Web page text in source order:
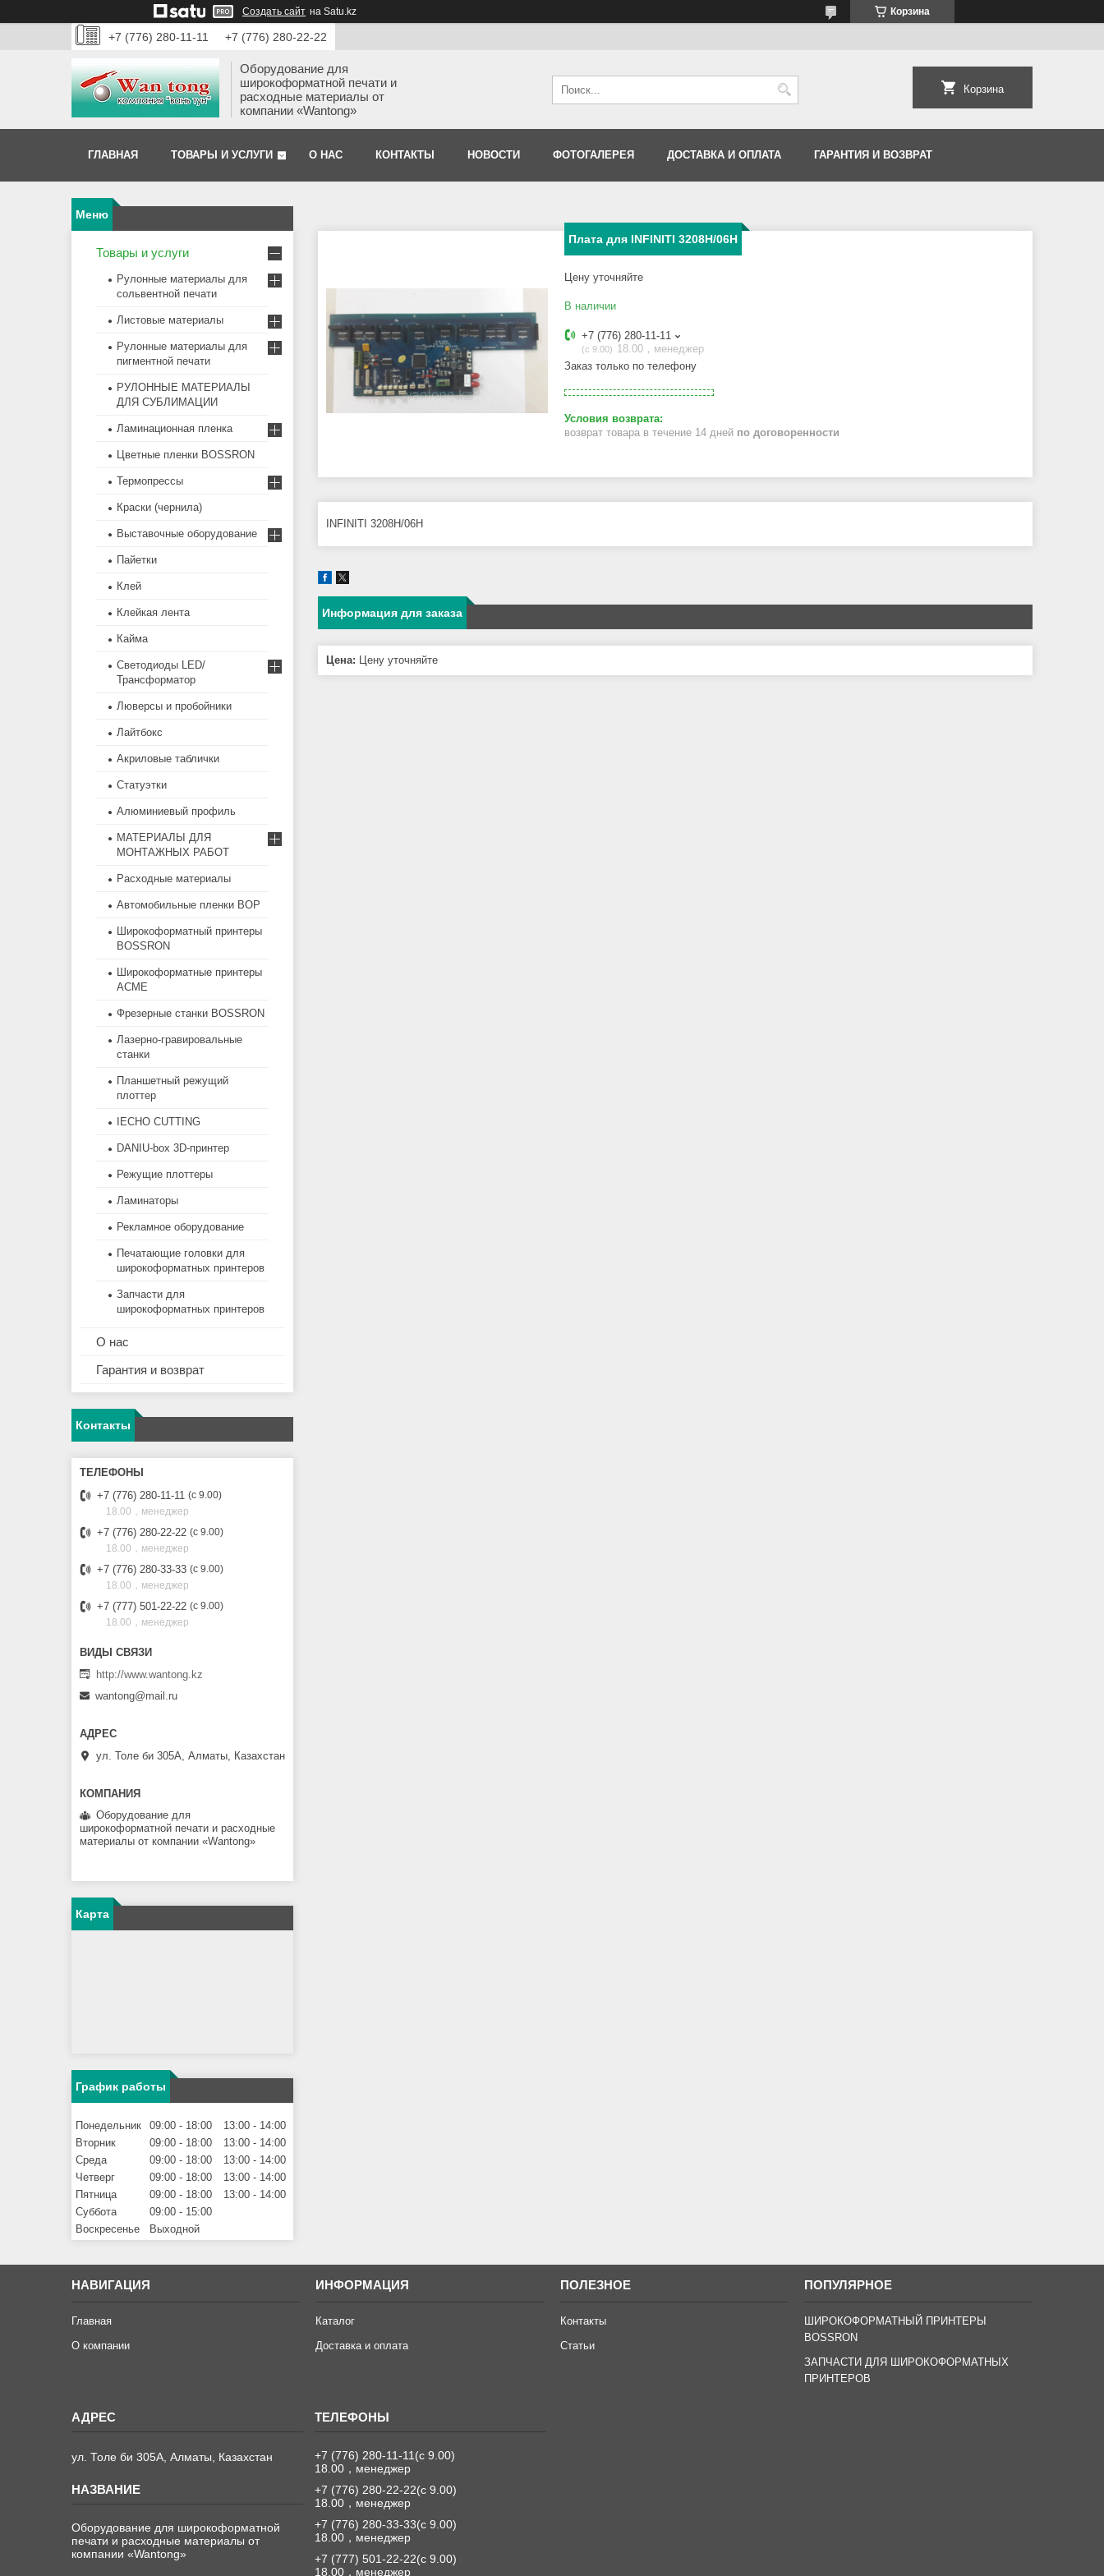
Создать сайт на Satu.kz Корзина
+7 (776) 280-11-11 +7 (776) 280-22-22
Оборудование для
широкоформатной печати и
расходные материалы от
компании «Wantong»
Корзина
ГЛАВНАЯ ТОВАРЫ И УСЛУГИ О НАС КОНТАКТЫ НОВОСТИ ФОТОГАЛЕРЕЯ ДОСТАВКА И ОПЛАТА ГАРАНТИЯ И ВОЗВРАТ
Плата для INFINITI 3208H/06H
Цену уточняйте
В наличии
+7 (776) 280-11-11
с 9.00
18.00，менеджер
Заказ только по телефону
возврат товара в течение 14 дней по договоренности
INFINITI 3208H/06H
Информация для заказа
Цена: Цену уточняйте
Товары и услуги
Рулонные материалы для
сольвентной печати
Листовые материалы
Рулонные материалы для
пигментной печати
РУЛОННЫЕ МАТЕРИАЛЫ
ДЛЯ СУБЛИМАЦИИ
Ламинационная пленка
Цветные пленки BOSSRON
Термопрессы
Краски (чернила)
Выставочные оборудование
Пайетки
Клей
Клейкая лента
Кайма
Светодиоды LED/
Трансформатор
Люверсы и пробойники
Лайтбокс
Акриловые таблички
Статуэтки
Алюминиевый профиль
МАТЕРИАЛЫ ДЛЯ
МОНТАЖНЫХ РАБОТ
Расходные материалы
Автомобильные пленки BOP
Широкоформатный принтеры
BOSSRON
Широкоформатные принтеры
ACME
Фрезерные станки BOSSRON
Лазерно-гравировальные
станки
Планшетный режущий
плоттер
IECHO CUTTING
DANIU-box 3D-принтер
Режущие плоттеры
Ламинаторы
Рекламное оборудование
Печатающие головки для
широкоформатных принтеров
Запчасти для
широкоформатных принтеров
О нас
Гарантия и возврат
Контакты
+7 (776) 280-11-11 с 9.00
18.00，менеджер
+7 (776) 280-22-22 с 9.00
18.00，менеджер
+7 (776) 280-33-33 с 9.00
18.00，менеджер
+7 (777) 501-22-22 с 9.00
18.00，менеджер
http://www.wantong.kz
wantong@mail.ru
ул. Толе би 305А, Алматы, Казахстан
Оборудование для
широкоформатной печати и расходные
материалы от компании «Wantong»
Карта
График работы
Понедельник 09:00 18:00 13:00
14:00
Вторник
09:00 18:00 13:00
14:00
Среда
09:00 18:00 13:00
14:00
Четверг
09:00 18:00 13:00
14:00
Пятница
09:00 18:00 13:00
14:00
Суббота
09:00
15:00
Воскресенье
Выходной
НАВИГАЦИЯ
Главная
О компании
ИНФОРМАЦИЯ
Каталог
Доставка и оплата
ПОЛЕЗНОЕ
Контакты
Статьи
ПОПУЛЯРНОЕ
ШИРОКОФОРМАТНЫЙ ПРИНТЕРЫ
BOSSRON
ЗАПЧАСТИ ДЛЯ ШИРОКОФОРМАТНЫХ
ПРИНТЕРОВ
ул. Толе би 305А, Алматы, Казахстан
Оборудование для широкоформатной
печати и расходные материалы от
компании «Wantong»
+7 (776) 280-11-11 с 9.00
18.00，менеджер
+7 (776) 280-22-22 с 9.00
18.00，менеджер
+7 (776) 280-33-33 с 9.00
18.00，менеджер
+7 (777) 501-22-22 с 9.00
18.00，менеджер